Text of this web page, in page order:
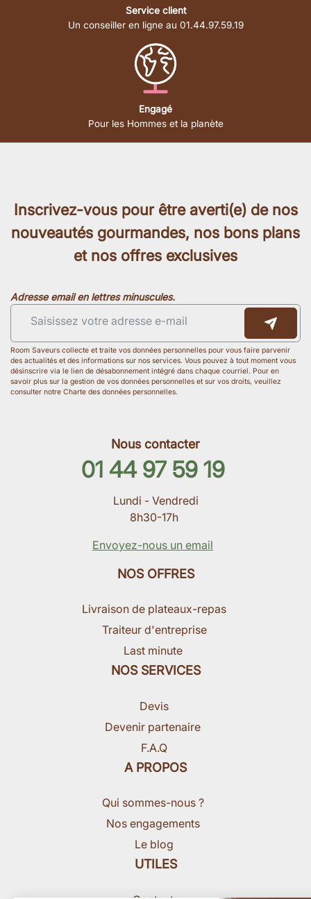
Service client
Un conseiller en ligne au 01.44.97.59.19
Engagé
Pour les Hommes et la planète
Inscrivez-vous pour être averti(e) de nos
nouveautés gourmandes, nos bons plans
et nos offres exclusives
Adresse email en lettres minuscules.
Room Saveurs collecte et traite vos données personnelles pour vous faire parvenir
des actualités et des informations sur nos services. Vous pouvez à tout moment vous
désinscrire via le lien de désabonnement intégré dans chaque courriel. Pour en
savoir plus sur la gestion de vos données personnelles et sur vos droits, veuillez
consulter notre Charte des données personnelles.
Nous contacter
01 44 97 59 19
Lundi - Vendredi
8h30-17h
Envoyez-nous un email
NOS OFFRES
Livraison de plateaux-repas
Traiteur d'entreprise
Last minute
NOS SERVICES
Devis
Devenir partenaire
F.A.Q
A PROPOS
Qui sommes-nous ?
Nos engagements
Le blog
UTILES